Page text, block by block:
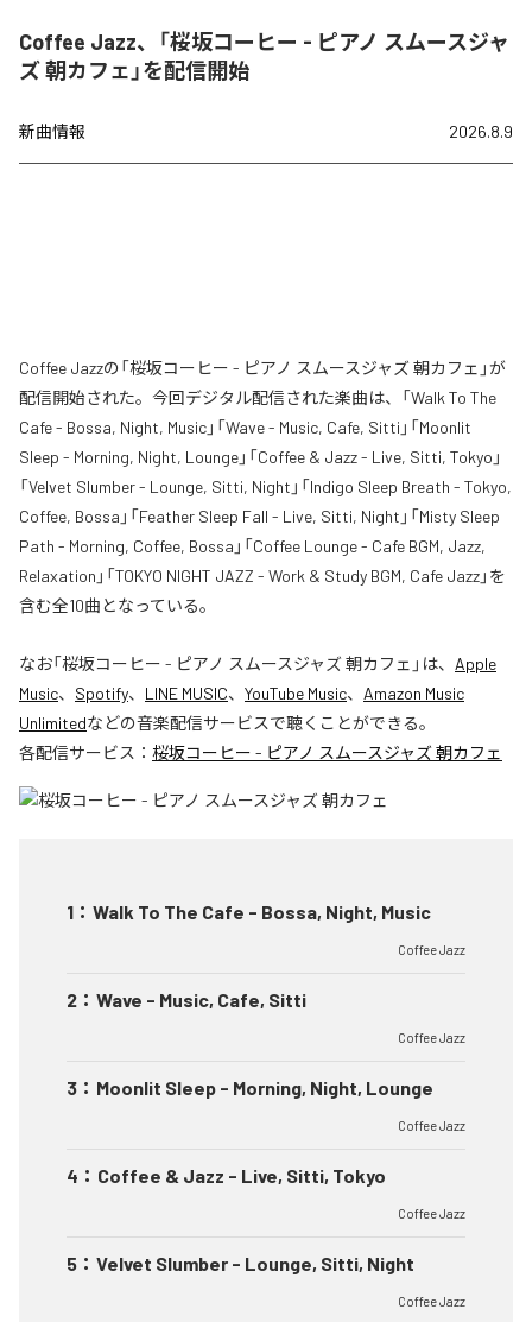
Coffee Jazz、「桜坂コーヒー - ピアノ スムースジャ
ズ 朝カフェ」を配信開始
新曲情報 2026.8.9
Coffee Jazzの「桜坂コーヒー - ピアノ スムースジャズ 朝カフェ」が
配信開始された。今回デジタル配信された楽曲は、「Walk To The
Cafe - Bossa, Night, Music」「Wave - Music, Cafe, Sitti」「Moonlit
Sleep - Morning, Night, Lounge」「Coffee & Jazz - Live, Sitti, Tokyo」
「Velvet Slumber - Lounge, Sitti, Night」「Indigo Sleep Breath - Tokyo,
Coffee, Bossa」「Feather Sleep Fall - Live, Sitti, Night」「Misty Sleep
Path - Morning, Coffee, Bossa」「Coffee Lounge - Cafe BGM, Jazz,
Relaxation」「TOKYO NIGHT JAZZ - Work & Study BGM, Cafe Jazz」を
含む全10曲となっている。
なお「桜坂コーヒー - ピアノ スムースジャズ 朝カフェ 」は、 Apple
Music、 Spotify、 LINE MUSIC、 YouTube Music、 Amazon Music
Unlimitedなどの音楽配信サービスで聴くことができる。
各配信サービス： 桜坂コーヒー - ピアノ スムースジャズ 朝カフェ
1 ： Walk To The Cafe - Bossa, Night, Music
Coffee Jazz
2 ： Wave - Music, Cafe, Sitti
Coffee Jazz
3 ： Moonlit Sleep - Morning, Night, Lounge
Coffee Jazz
4 ： Coffee & Jazz - Live, Sitti, Tokyo
Coffee Jazz
5 ： Velvet Slumber - Lounge, Sitti, Night
Coffee Jazz